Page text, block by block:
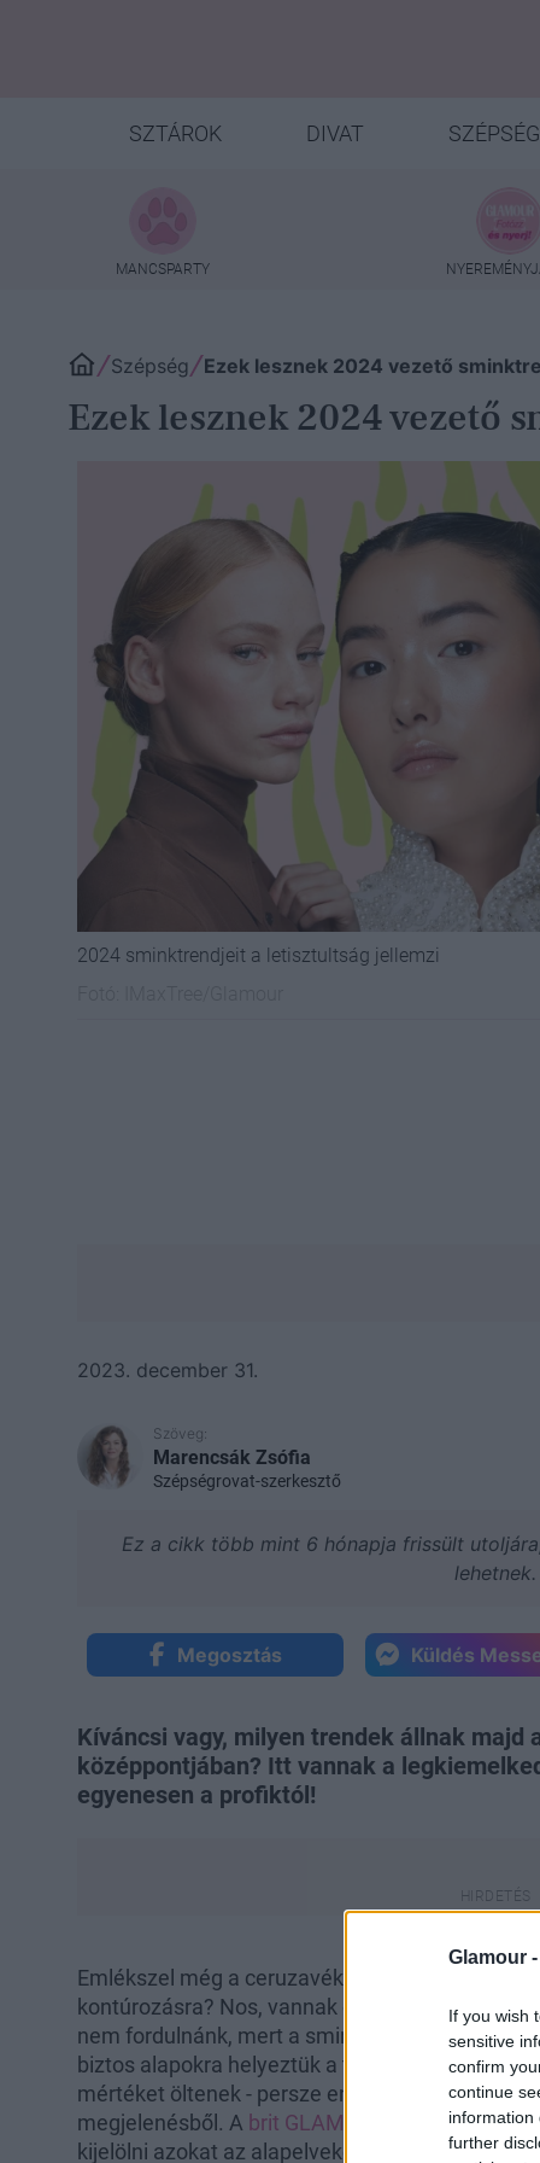
Glamour -
If you wish
sensitive
confirm
continue
information
further
SZTÁROK DIVAT SZÉPSÉG
MANCSPARTY
Szépség Ezek lesznek 2024 vezető
Ezek lesznek 2024 vezető
2024 sminktrendjeit a letisztultság jellemzi
2023. december 31.
Szöveg:
Marencsák Zsófia
Szépségrovat-szerkesztő
Ez a cikk több mint 6 hónapja frissült
lehetnek.
Megosztás Küldés
Kíváncsi vagy, milyen trendek állnak majd
középpontjában? Itt vannak a
egyenesen a profiktól!
Emlékszel még a ceruzavékony
kontúrozásra? Nos, vannak olyan sminkelési
nem fordulnánk, mert a sminkelés divatja
biztos alapokra helyeztük a természetesség
mértéket öltenek - persze ennek ellenére nem
megjelenésből. A brit GLAMOUR
felkért
kijelölni azokat az alapelveket, amik